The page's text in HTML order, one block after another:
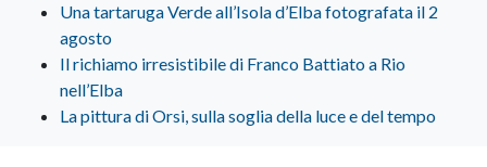
Una tartaruga Verde all’Isola d’Elba fotografata il 2
agosto
Il richiamo irresistibile di Franco Battiato a Rio
nell’Elba
La pittura di Orsi, sulla soglia della luce e del tempo